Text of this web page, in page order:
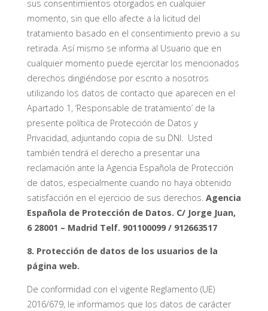
sus consentimientos otorgados en cualquier
momento, sin que ello afecte a la licitud del
tratamiento basado en el consentimiento previo a su
retirada. Así mismo se informa al Usuario que en
cualquier momento puede ejercitar los mencionados
derechos dirigiéndose por escrito a nosotros
utilizando los datos de contacto que aparecen en el
Apartado 1, ‘Responsable de tratamiento’ de la
presente política de Protección de Datos y
Privacidad, adjuntando copia de su DNI. Usted
también tendrá el derecho a presentar una
reclamación ante la Agencia Española de Protección
de datos, especialmente cuando no haya obtenido
satisfacción en el ejercicio de sus derechos. Agencia
Española de Protección de Datos. C/ Jorge Juan,
6 28001 – Madrid Telf. 901100099 / 912663517
8. Protección de datos de los usuarios de la
página web.
De conformidad con el vigente Reglamento (UE)
2016/679, le informamos que los datos de carácter